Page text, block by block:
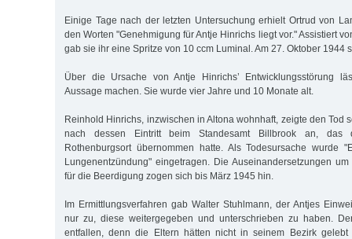
Einige Tage nach der letzten Untersuchung erhielt Ortrud von
den Worten "Genehmigung für Antje Hinrichs liegt vor." Assistiert
gab sie ihr eine Spritze von 10 ccm Luminal. Am 27. Oktober 1944
Über die Ursache von Antje Hinrichs’ Entwicklungsstörung
Aussage machen. Sie wurde vier Jahre und 10 Monate alt.
Reinhold Hinrichs, inzwischen in Altona wohnhaft, zeigte den Tod
nach dessen Eintritt beim Standesamt Billbrook an, das
Rothenburgsort übernommen hatte. Als Todesursache wurde
Lungenentzündung" eingetragen. Die Auseinandersetzungen
für die Beerdigung zogen sich bis März 1945 hin.
Im Ermittlungsverfahren gab Walter Stuhlmann, der Antjes
nur zu, diese weitergegeben und unterschrieben zu haben.
entfallen, denn die Eltern hätten nicht in seinem Bezirk